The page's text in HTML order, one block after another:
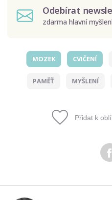
Odebírat
zdarma hlavní
MOZEK CVIČENÍ
PAMĚŤ MYŠLENÍ
Přidat k